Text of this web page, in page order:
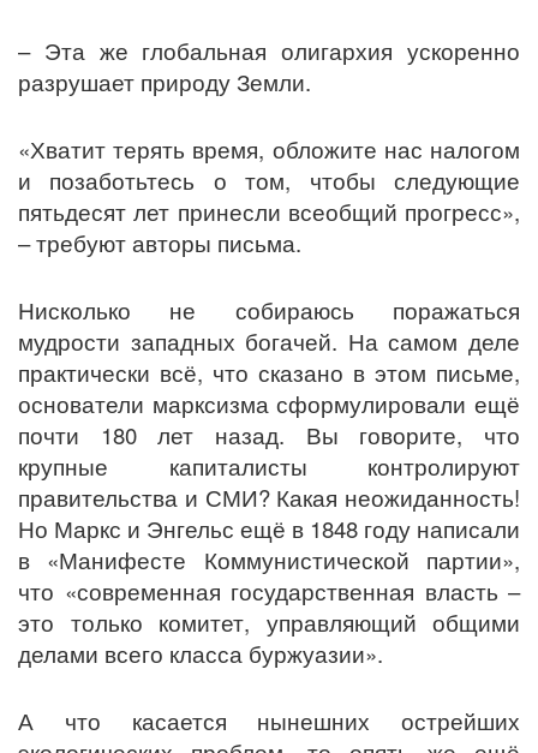
– Эта же глобальная олигархия ускоренно
разрушает природу Земли.
«Хватит терять время, обложите нас налогом
и позаботьтесь о том, чтобы следующие
пятьдесят лет принесли всеобщий прогресс»,
– требуют авторы письма.
Нисколько не собираюсь поражаться
мудрости западных богачей. На самом деле
практически всё, что сказано в этом письме,
основатели марксизма сформулировали ещё
почти 180 лет назад. Вы говорите, что
крупные капиталисты контролируют
правительства и СМИ? Какая неожиданность!
Но Маркс и Энгельс ещё в 1848 году написали
в «Манифесте Коммунистической партии»,
что «современная государственная власть –
это только комитет, управляющий общими
делами всего класса буржуазии».
А что касается нынешних острейших